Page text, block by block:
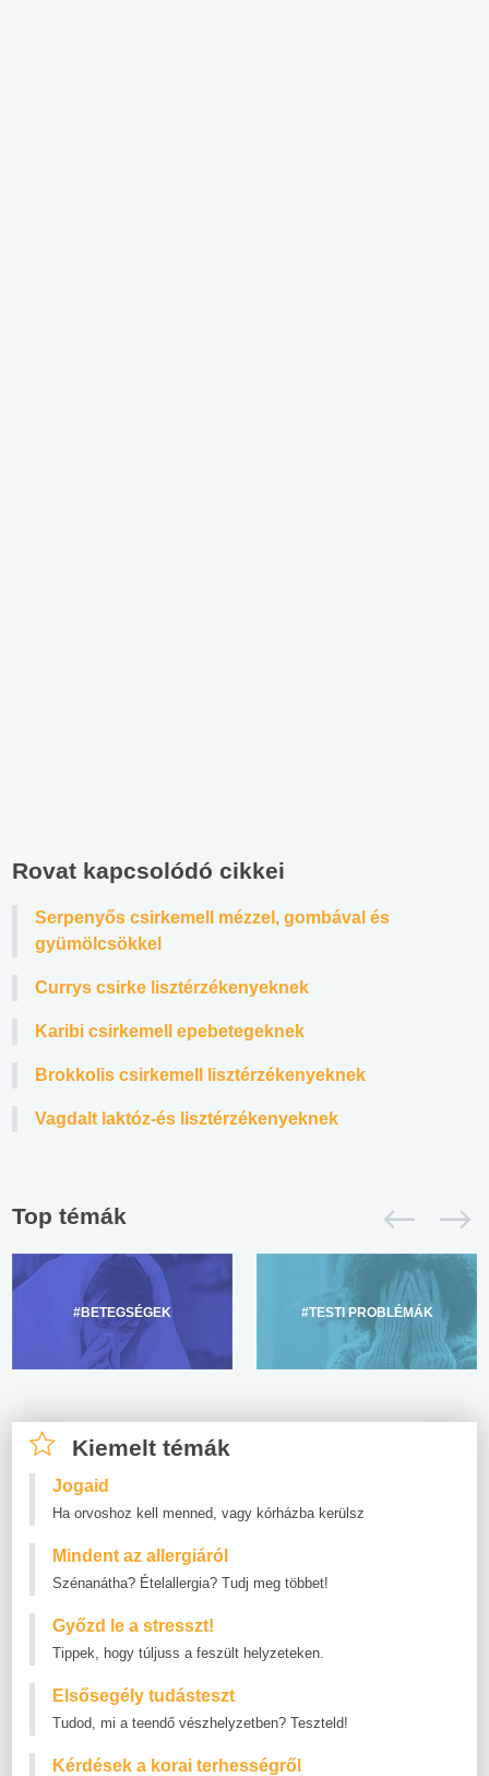
Rovat kapcsolódó cikkei
Serpenyős csirkemell mézzel, gombával és
gyümölcsökkel
Currys csirke lisztérzékenyeknek
Karibi csirkemell epebetegeknek
Brokkolis csirkemell lisztérzékenyeknek
Vagdalt laktóz-és lisztérzékenyeknek
Top témák
#BETEGSÉGEK #TESTI PROBLÉMÁK
Kiemelt témák
Jogaid
Ha orvoshoz kell menned, vagy kórházba kerülsz
Mindent az allergiáról
Szénanátha? Ételallergia? Tudj meg többet!
Győzd le a stresszt!
Tippek, hogy túljuss a feszült helyzeteken.
Elsősegély tudásteszt
Tudod, mi a teendő vészhelyzetben? Teszteld!
Kérdések a korai terhességről